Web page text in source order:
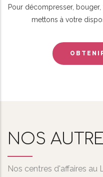
Pour décompresser,
mettons à votre
NOS
Nos centres d'affaires